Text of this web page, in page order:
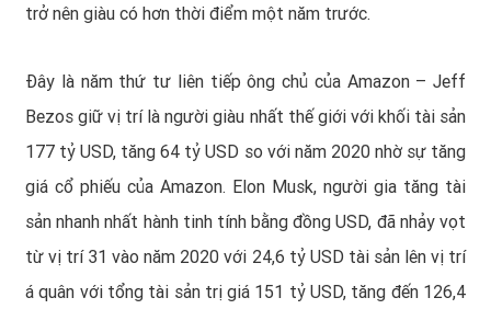
trở nên giàu có hơn thời điểm một năm trước.
Đây là năm thứ tư liên tiếp ông chủ của Amazon – Jeff
Bezos giữ vị trí là người giàu nhất thế giới với khối tài sản
177 tỷ USD, tăng 64 tỷ USD so với năm 2020 nhờ sự tăng
giá cổ phiếu của Amazon. Elon Musk, người gia tăng tài
sản nhanh nhất hành tinh tính bằng đồng USD, đã nhảy vọt
từ vị trí 31 vào năm 2020 với 24,6 tỷ USD tài sản lên vị trí
á quân với tổng tài sản trị giá 151 tỷ USD, tăng đến 126,4